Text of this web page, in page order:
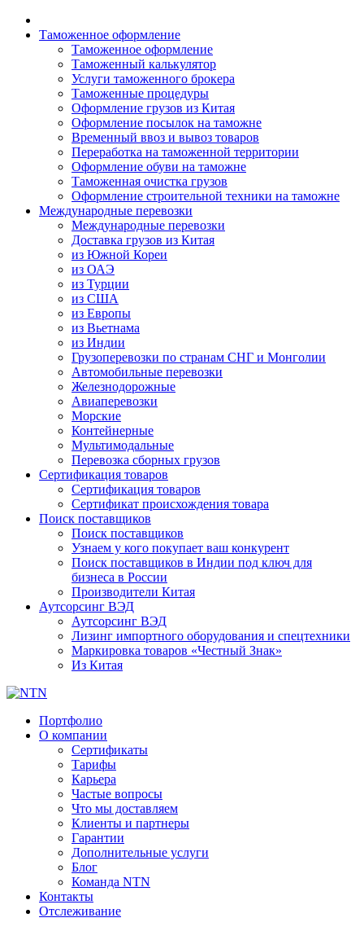
Таможенное оформление
Таможенное оформление
Таможенный калькулятор
Услуги таможенного брокера
Таможенные процедуры
Оформление грузов из Китая
Оформление посылок на таможне
Временный ввоз и вывоз товаров
Переработка на таможенной территории
Оформление обуви на таможне
Таможенная очистка грузов
Оформление строительной техники на таможне
Международные перевозки
Международные перевозки
Доставка грузов из Китая
из Южной Кореи
из ОАЭ
из Турции
из США
из Европы
из Вьетнама
из Индии
Грузоперевозки по странам СНГ и Монголии
Автомобильные перевозки
Железнодорожные
Авиаперевозки
Морские
Контейнерные
Мультимодальные
Перевозка сборных грузов
Сертификация товаров
Сертификация товаров
Сертификат происхождения товара
Поиск поставщиков
Поиск поставщиков
Узнаем у кого покупает ваш конкурент
Поиск поставщиков в Индии под ключ для
бизнеса в России
Производители Китая
Аутсорсинг ВЭД
Аутсорсинг ВЭД
Лизинг импортного оборудования и спецтехники
Маркировка товаров «Честный Знак»
Из Китая
Портфолио
О компании
Сертификаты
Тарифы
Карьера
Частые вопросы
Что мы доставляем
Клиенты и партнеры
Гарантии
Дополнительные услуги
Блог
Команда NTN
Контакты
Отслеживание